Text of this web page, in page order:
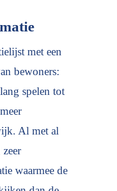
met een
bewoners:
spelen tot
Al met al
waarmee de